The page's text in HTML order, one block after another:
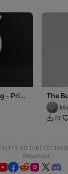
- Print
The
 61
3D (HK)
Reserved.,
  